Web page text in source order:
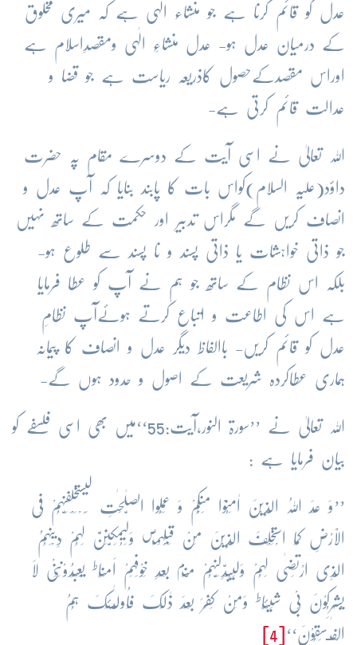
عدل کو قائم کرنا ہے جو منشاء الٰہی ہے کہ میری مخلوق
کے درمیان عدل ہو- عدل منشاءِ الٰہی ومقصدِاسلام ہے
اوراس مقصدکےحصول کاذریعہ ریاست ہے جو قضا و
عدالت قائم کرتی ہے-
اللہ تعالیٰ نے اسی آیت کے دوسرے مقام پہ حضرت
داؤد(علیہ السلام)کواس بات کا پابند بنایا کہ آپ عدل و
انصاف کریں گے مگراس تدبیر اور حکمت کے ساتھ نہیں
جو ذاتی خواہشات یا ذاتی پسند و نا پسند سے طلوع ہو-
بلکہ اس نظام کے ساتھ جو ہم نے آپ کو عطا فرمایا
ہے اس کی اطاعت و اتباع کرتے ہوئےآپ نظامِ
عدل کو قائم کریں- باالفاظ دیگر عدل و انصاف کا پیمانہ
ہماری عطاکردہ شریعت کے اصول و حدود ہوں گے-
اللہ تعالیٰ نے ’’سورۃ النور،آیت:55‘‘میں بھی اسی فلسفے کو
بیان فرمایا ہے :
’’وَ عَدَ اللہُ الَّذِیْنَ اٰمَنُوْا مِنْکُمْ وَ عَمِلُوا الصّٰلِحٰتِ لَیَسْتَخْلِفَنَّہُمْ فِی
الْاَرْضِ کَمَا اسْتَخْلَفَ الَّذِیْنَ مِنْ قَبْلِہِمْص وَلَیُمَکِّنَنَّ لَہُمْ دِیْنَہُمُ
الَّذِی ارْتَضٰی لَہُمْ وَلَیُبَدِّلَنَّہُمْ مِّنْم بَعْدِ خَوْفِہِمْ اَمْنًاطیَعْبُدُوْنَنِیْ لَا
یُشْرِکُوْنَ بِیْ شَیْئًاطوَمَنْ کَفَرَ بَعْدَ ذٰلِکَ فَاُولٰٓـئِکَ ہُمُ
الْفٰـسِقُوْنَ‘‘